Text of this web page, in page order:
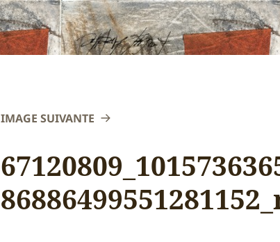
IMAGE SUIVANTE